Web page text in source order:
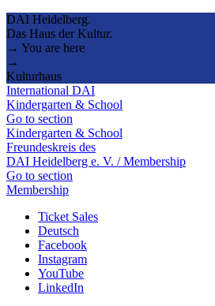
DAI Heidelberg.
Das Haus der Kultur.
→ You are here
→
Kulturhaus
International DAI
Kindergarten & School
Go to section
Kindergarten & School
Freundeskreis des
DAI Heidelberg e. V. / Membership
Go to section
Membership
Ticket Sales
Deutsch
Facebook
Instagram
YouTube
LinkedIn